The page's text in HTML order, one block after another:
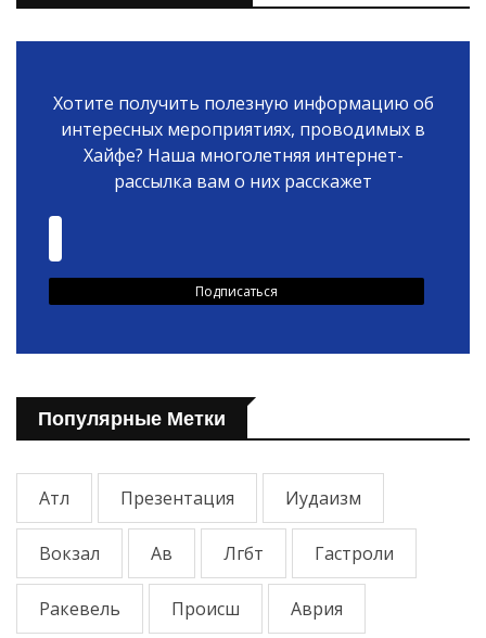
Хотите получить полезную информацию об
интересных мероприятиях, проводимых в
Хайфе? Наша многолетняя интернет-
рассылка вам о них расскажет
Популярные Метки
Атл Презентация Иудаизм
Вокзал Ав Лгбт Гастроли
Ракевель Происш Аврия